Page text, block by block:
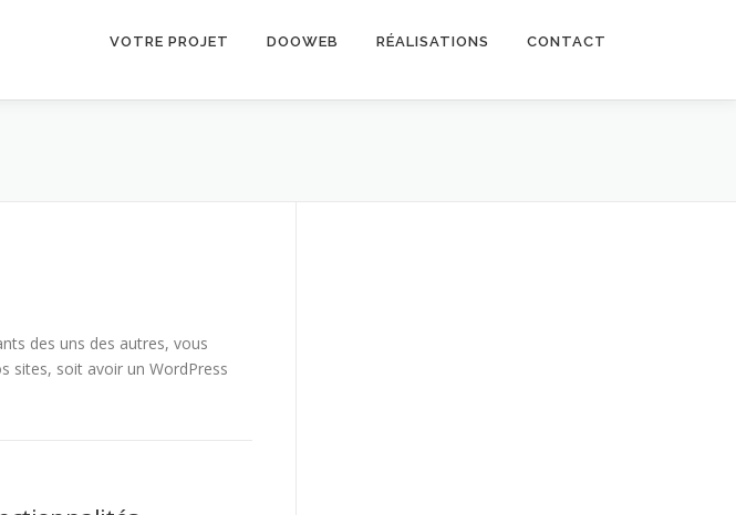
VOTRE PROJET DOOWEB RÉALISATIONS CONTACT
des uns des autres, vous
sites, soit avoir un WordPress